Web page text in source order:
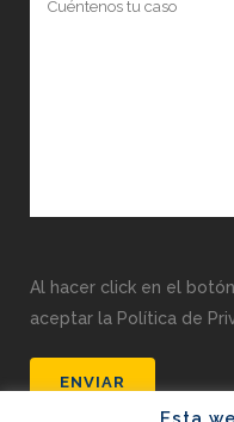
Al hacer click en el
aceptar la Política de